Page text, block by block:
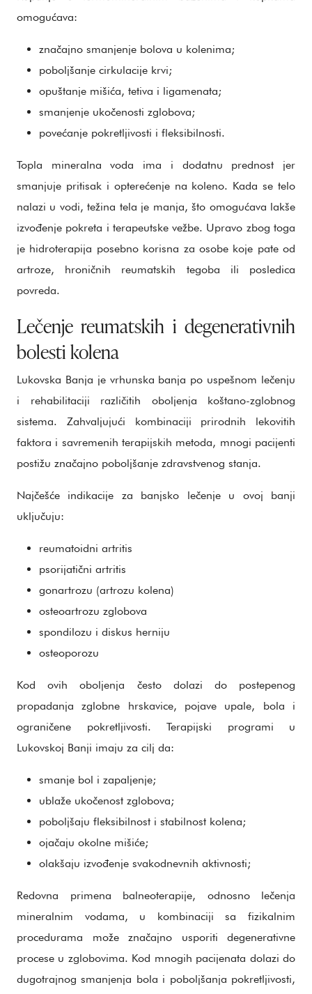
omogućava:
značajno smanjenje bolova u kolenima;
poboljšanje cirkulacije krvi;
opuštanje mišića, tetiva i ligamenata;
smanjenje ukočenosti zglobova;
povećanje pokretljivosti i fleksibilnosti.
Topla mineralna voda ima i dodatnu prednost jer
smanjuje pritisak i opterećenje na koleno. Kada se telo
nalazi u vodi, težina tela je manja, što omogućava lakše
izvođenje pokreta i terapeutske vežbe. Upravo zbog toga
je hidroterapija posebno korisna za osobe koje pate od
artroze, hroničnih reumatskih tegoba ili posledica
povreda.
Lečenje reumatskih i degenerativnih
bolesti kolena
Lukovska Banja je vrhunska banja po uspešnom lečenju
i rehabilitaciji različitih oboljenja koštano-zglobnog
sistema. Zahvaljujući kombinaciji prirodnih lekovitih
faktora i savremenih terapijskih metoda, mnogi pacijenti
postižu značajno poboljšanje zdravstvenog stanja.
Najčešće indikacije za banjsko lečenje u ovoj banji
uključuju:
reumatoidni artritis
psorijatični artritis
gonartrozu (artrozu kolena)
osteoartrozu zglobova
spondilozu i diskus herniju
osteoporozu
Kod ovih oboljenja često dolazi do postepenog
propadanja zglobne hrskavice, pojave upale, bola i
ograničene pokretljivosti. Terapijski programi u
Lukovskoj Banji imaju za cilj da:
smanje bol i zapaljenje;
ublaže ukočenost zglobova;
poboljšaju fleksibilnost i stabilnost kolena;
ojačaju okolne mišiće;
olakšaju izvođenje svakodnevnih aktivnosti;
Redovna primena balneoterapije, odnosno lečenja
mineralnim vodama, u kombinaciji sa fizikalnim
procedurama može značajno usporiti degenerativne
procese u zglobovima. Kod mnogih pacijenata dolazi do
dugotrajnog smanjenja bola i poboljšanja pokretljivosti,